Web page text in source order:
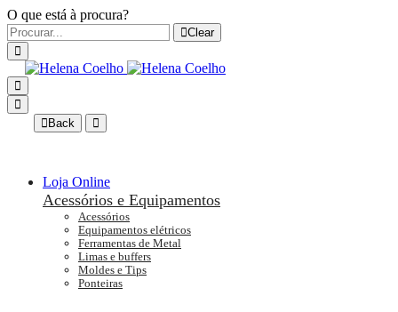
O que está à procura?
Clear
Back
Loja Online
Acessórios e Equipamentos
Acessórios
Equipamentos elétricos
Ferramentas de Metal
Limas e buffers
Moldes e Tips
Ponteiras